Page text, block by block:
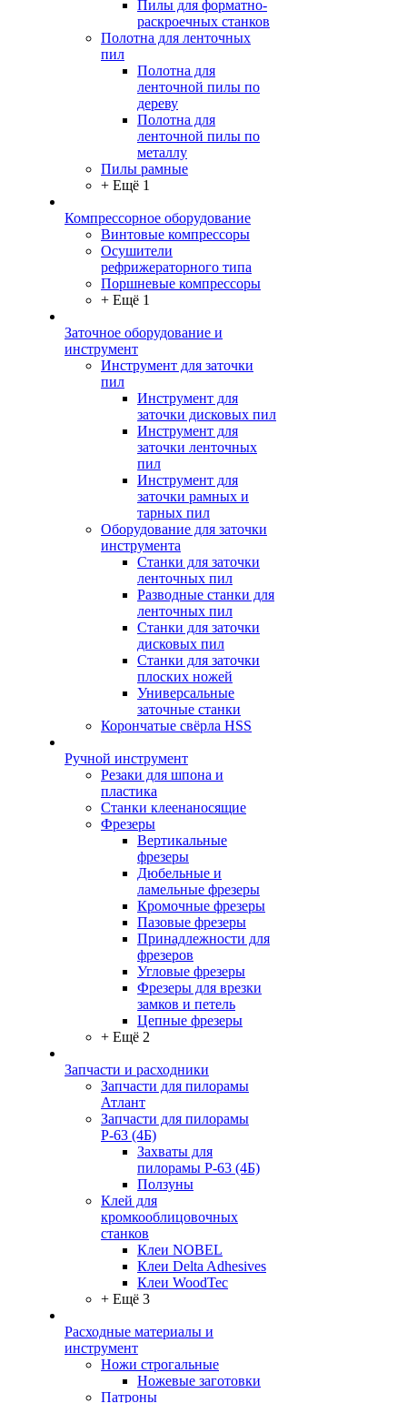
Пилы для форматно-
раскроечных станков
Полотна для ленточных
пил
Полотна для
ленточной пилы по
дереву
Полотна для
ленточной пилы по
металлу
Пилы рамные
+ Ещё 1
Компрессорное оборудование
Винтовые компрессоры
Осушители
рефрижераторного типа
Поршневые компрессоры
+ Ещё 1
Заточное оборудование и
инструмент
Инструмент для заточки
пил
Инструмент для
заточки дисковых пил
Инструмент для
заточки ленточных
пил
Инструмент для
заточки рамных и
тарных пил
Оборудование для заточки
инструмента
Станки для заточки
ленточных пил
Разводные станки для
ленточных пил
Станки для заточки
дисковых пил
Станки для заточки
плоских ножей
Универсальные
заточные станки
Корончатые свёрла HSS
Ручной инструмент
Резаки для шпона и
пластика
Станки клеенаносящие
Фрезеры
Вертикальные
фрезеры
Дюбельные и
ламельные фрезеры
Кромочные фрезеры
Пазовые фрезеры
Принадлежности для
фрезеров
Угловые фрезеры
Фрезеры для врезки
замков и петель
Цепные фрезеры
+ Ещё 2
Запчасти и расходники
Запчасти для пилорамы
Атлант
Запчасти для пилорамы
Р-63 (4Б)
Захваты для
пилорамы Р-63 (4Б)
Ползуны
Клей для
кромкооблицовочных
станков
Клеи NOBEL
Клеи Delta Adhesives
Клеи WoodTec
+ Ещё 3
Расходные материалы и
инструмент
Ножи строгальные
Ножевые заготовки
Патроны